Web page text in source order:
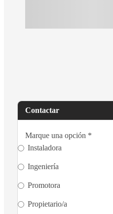
Contactar
Marque una opción *
Instaladora
Ingeniería
Promotora
Propietario/a